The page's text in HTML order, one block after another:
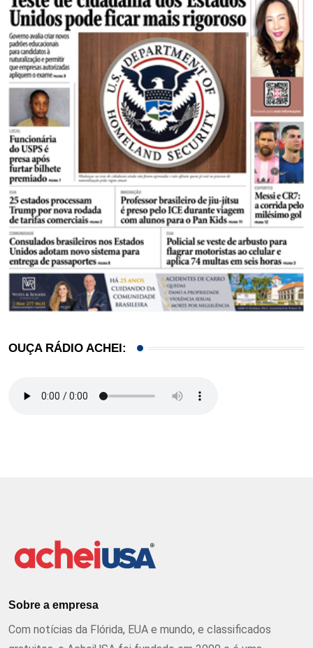
OUÇA RÁDIO ACHEI:
Sobre a empresa
Com notícias da Flórida, EUA e mundo, e classificados